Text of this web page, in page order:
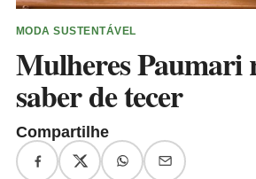
MODA SUSTENTÁVEL
Mulheres Paumari
saber de tecer
Compartilhe